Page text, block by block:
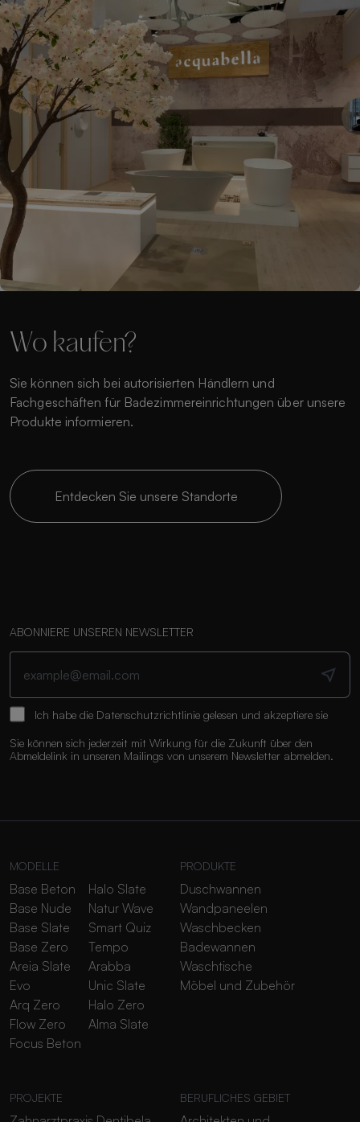
Wo kaufen?
Sie können sich bei autorisierten Händlern und
Fachgeschäften für Badezimmereinrichtungen über unsere
Produkte informieren.
Entdecken Sie unsere Standorte
ABONNIERE UNSEREN NEWSLETTER
Ich habe die Datenschutzrichtlinie gelesen und akzeptiere sie
Sie können sich jederzeit mit Wirkung für die Zukunft über den
Abmeldelink in unseren Mailings von unserem Newsletter abmelden.
MODELLE
Base Beton
Base Nude
Base Slate
Base Zero
Areia Slate
Evo
Arq Zero
Flow Zero
Focus Beton
Halo Slate
Natur Wave
Smart Quiz
Tempo
Arabba
Unic Slate
Halo Zero
Alma Slate
PRODUKTE
Duschwannen
Wandpaneelen
Waschbecken
Badewannen
Waschtische
Möbel und Zubehör
PROJEKTE BERUFLICHES GEBIET